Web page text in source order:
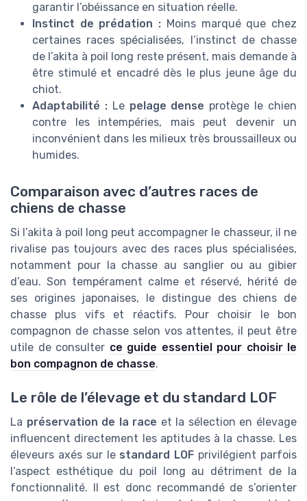
garantir l’obéissance en situation réelle.
Instinct de prédation : Moins marqué que chez
certaines races spécialisées, l’instinct de chasse
de l’akita à poil long reste présent, mais demande à
être stimulé et encadré dès le plus jeune âge du
chiot.
Adaptabilité :Le pelage dense protège le chien
contre les intempéries, mais peut devenir un
inconvénient dans les milieux très broussailleux ou
humides.
Comparaison avec d’autres races de
chiens de chasse
Si l’akita à poil long peut accompagner le chasseur, il ne
rivalise pas toujours avec des races plus spécialisées,
notamment pour la chasse au sanglier ou au gibier
d’eau. Son tempérament calme et réservé, hérité de
ses origines japonaises, le distingue des chiens de
chasse plus vifs et réactifs. Pour choisir le bon
compagnon de chasse selon vos attentes, il peut être
utile de consulter ce guide essentiel pour choisir le
bon compagnon de chasse.
Le rôle de l’élevage et du standard LOF
La préservation de la race et la sélection en élevage
influencent directement les aptitudes à la chasse. Les
éleveurs axés sur le standard LOF privilégient parfois
l’aspect esthétique du poil long au détriment de la
fonctionnalité. Il est donc recommandé de s’orienter